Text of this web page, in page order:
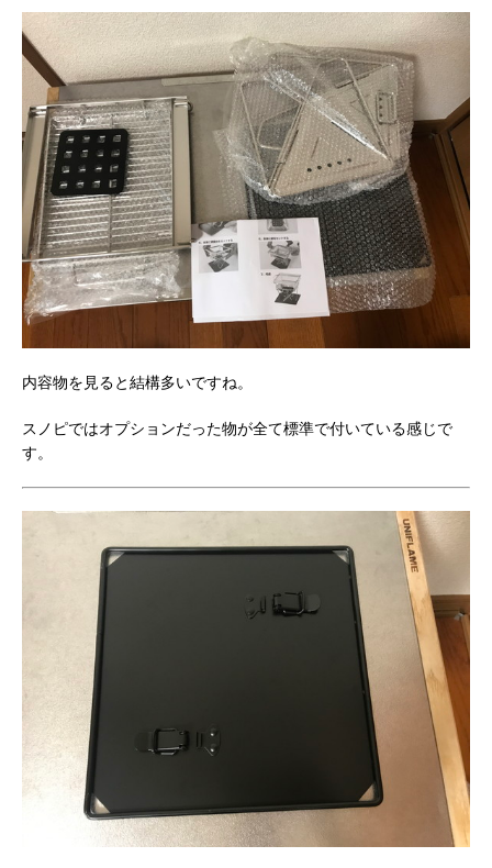
内容物を見ると結構多いですね。
スノピではオプションだった物が全て標準で付いている感じで
す。